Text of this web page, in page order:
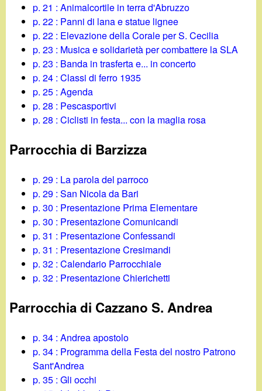
p. 21 : Animalcortile in terra d'Abruzzo
p. 22 : Panni di lana e statue lignee
p. 22 : Elevazione della Corale per S. Cecilia
p. 23 : Musica e solidarietà per combattere la SLA
p. 23 : Banda in trasferta e... in concerto
p. 24 : Classi di ferro 1935
p. 25 : Agenda
p. 28 : Pescasportivi
p. 28 : Ciclisti in festa... con la maglia rosa
Parrocchia di Barzizza
p. 29 : La parola del parroco
p. 29 : San Nicola da Bari
p. 30 : Presentazione Prima Elementare
p. 30 : Presentazione Comunicandi
p. 31 : Presentazione Confessandi
p. 31 : Presentazione Cresimandi
p. 32 : Calendario Parrocchiale
p. 32 : Presentazione Chierichetti
Parrocchia di Cazzano S. Andrea
p. 34 : Andrea apostolo
p. 34 : Programma della Festa del nostro Patrono
Sant'Andrea
p. 35 : Gli occhi